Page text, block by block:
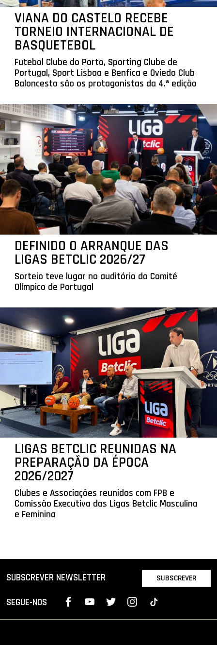
VIANA DO CASTELO RECEBE
TORNEIO INTERNACIONAL DE
BASQUETEBOL
Futebol Clube do Porto, Sporting Clube de
Portugal, Sport Lisboa e Benfica e Oviedo Club
Baloncesto são os protagonistas da 4.ª edição
DEFINIDO O ARRANQUE DAS
LIGAS BETCLIC 2026/27
Sorteio teve lugar no auditório do Comité
Olímpico de Portugal
LIGAS BETCLIC REUNIDAS NA
PREPARAÇÃO DA ÉPOCA
2026/2027
Clubes e Associações reunidos com FPB e
Comissão Executiva das Ligas Betclic Masculina
e Feminina
SUBSCREVER NEWSLETTER SUBSCREVER
SEGUE-NOS